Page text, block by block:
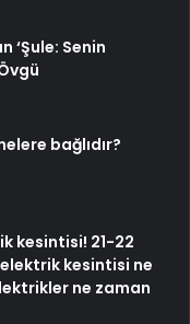
‘Şule: Senin
bağlıdır?
kesintisi! 21-22
kesintisi ne
ne zaman